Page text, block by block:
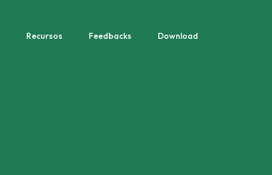
Recursos Feedbacks Download